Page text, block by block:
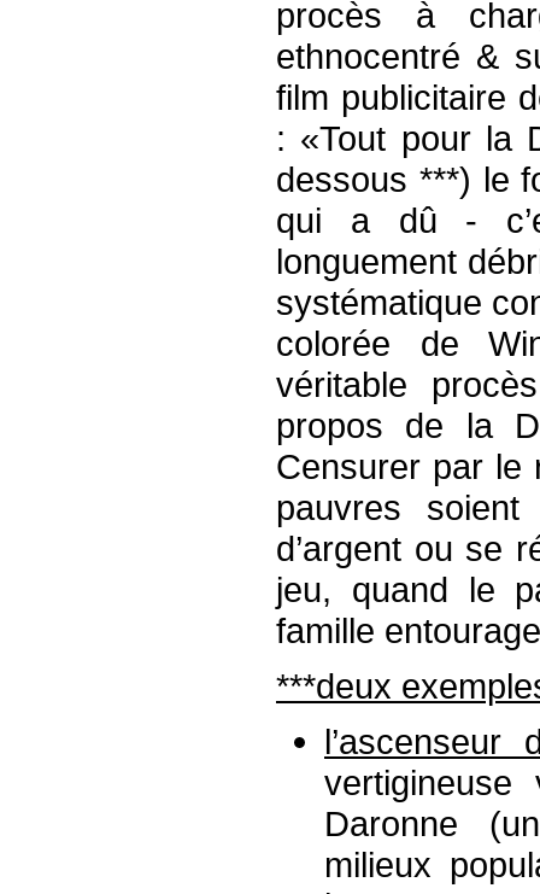
procès à
ethnocentré &
film publicitaire
: «Tout pour la
dessous ***) le
qui a dû -
longuement
systématique
colorée de
véritable
propos de la
Censurer par le
pauvres
d’argent ou se
jeu, quand le
famille
***deux
l’ascenseur
Daronne
milieux